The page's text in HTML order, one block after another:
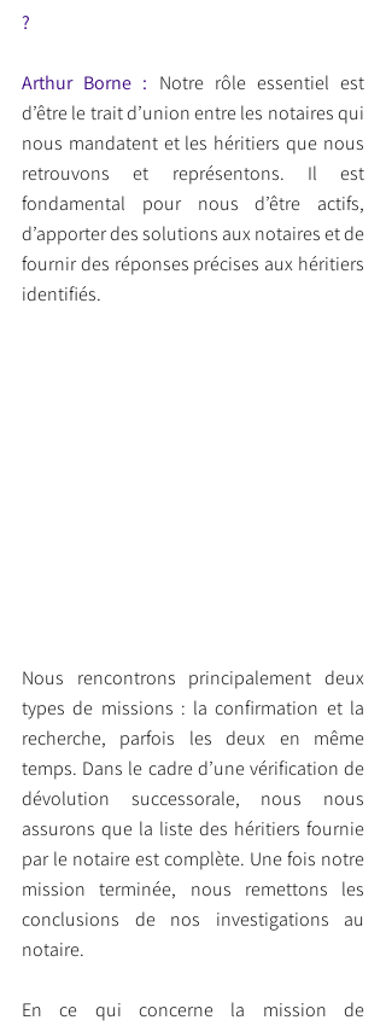
?
Arthur Borne : Notre rôle essentiel est
d’être le trait d’union entre les notaires qui
nous mandatent et les héritiers que nous
retrouvons et représentons. Il est
fondamental pour nous d’être actifs,
d’apporter des solutions aux notaires et de
fournir des réponses précises aux héritiers
identifiés.
Nous rencontrons principalement deux
types de missions : la confirmation et la
recherche, parfois les deux en même
temps. Dans le cadre d’une vérification de
dévolution successorale, nous nous
assurons que la liste des héritiers fournie
par le notaire est complète. Une fois notre
mission terminée, nous remettons les
conclusions de nos investigations au
notaire.
En ce qui concerne la mission de